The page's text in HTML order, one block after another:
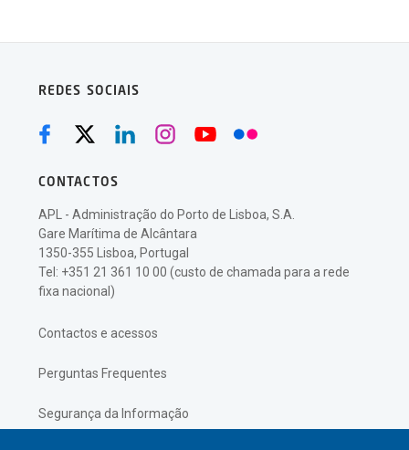
REDES SOCIAIS
CONTACTOS
APL - Administração do Porto de Lisboa, S.A.
Gare Marítima de Alcântara
1350-355 Lisboa, Portugal
Tel: +351 21 361 10 00 (custo de chamada para a rede
fixa nacional)
Contactos e acessos
Perguntas Frequentes
Segurança da Informação